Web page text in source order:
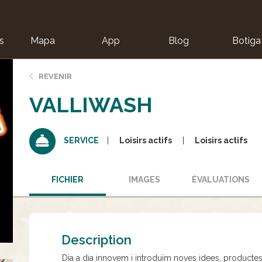
Mapa App Blog Botiga
REVENIR
VALLIWASH
SERVICE Loisirs actifs Loisirs actifs
FICHIER IMAGES ÉVALUATIONS
Description
Dia a dia innovem i introduïm noves idees,